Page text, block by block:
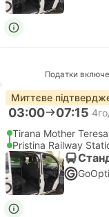
Податки
Миттєве
03:00 07:15
Tirana Mother
Pristina Railway
GoOpti